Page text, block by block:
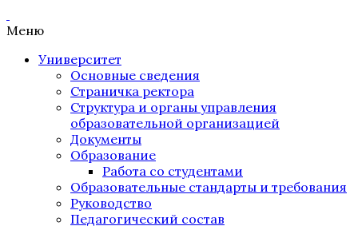
Меню
Университет
Основные сведения
Страничка ректора
Структура и органы управления
образовательной организацией
Документы
Образование
Работа со студентами
Образовательные стандарты и требования
Руководство
Педагогический состав